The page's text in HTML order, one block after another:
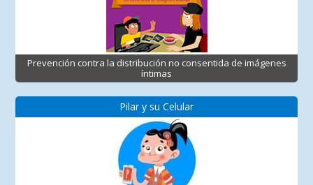
Prevención contra la distribución no consentida de imágenes
íntimas
Pilar y su Celular